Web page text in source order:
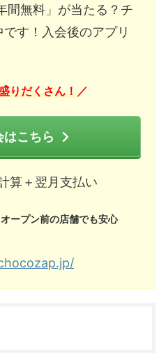
間無料」が当たる？チ
す！入会後のアプリ
りだくさん！／
はこちら
算＋翌月支払い
オープン前の店舗でも安心